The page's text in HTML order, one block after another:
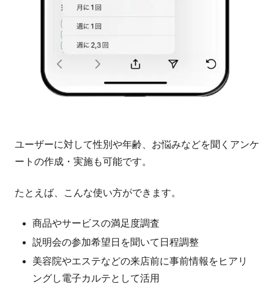
ユーザーに対して性別や年齢、お悩みなどを聞くアンケ
ートの作成・実施も可能です。
たとえば、こんな使い方ができます。
商品やサービスの満足度調査
説明会の参加希望日を聞いて日程調整
美容院やエステなどの来店前に事前情報をヒアリ
ングし電子カルテとして活用